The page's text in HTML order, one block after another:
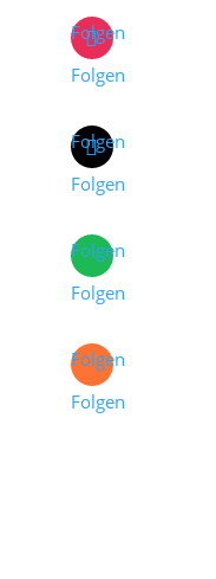
Folgen
Folgen
Folgen
Folgen
Folgen
Folgen
Folgen
Folgen